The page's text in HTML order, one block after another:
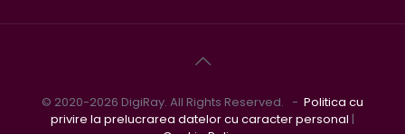
© 2020-2026 DigiRay. All Rights Reserved. - Politica cu
privire la prelucrarea datelor cu caracter personal |